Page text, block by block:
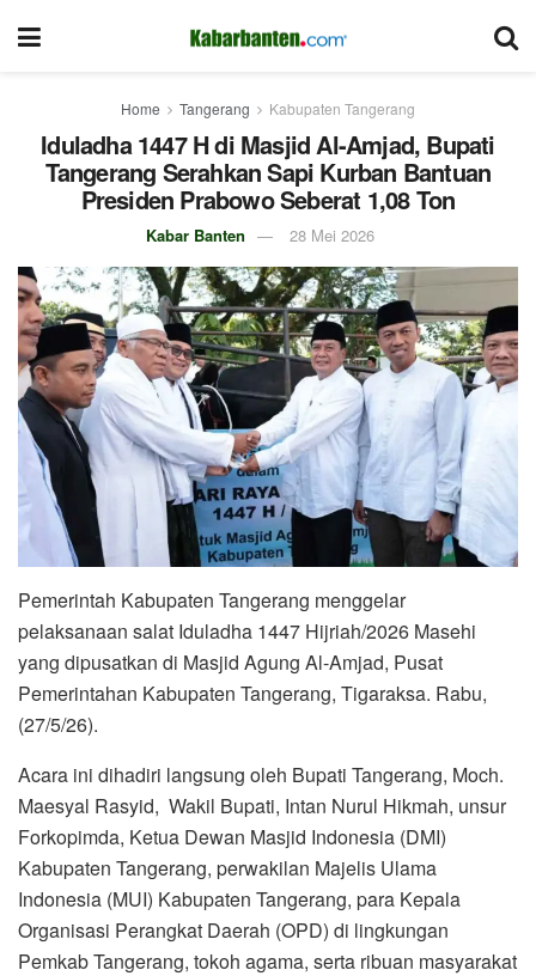
Home Tangerang Kabupaten Tangerang
Iduladha 1447 H di Masjid Al-Amjad, Bupati
Tangerang Serahkan Sapi Kurban Bantuan
Presiden Prabowo Seberat 1,08 Ton
Kabar Banten 28 Mei 2026
Pemerintah Kabupaten Tangerang menggelar
pelaksanaan salat Iduladha 1447 Hijriah/2026 Masehi
yang dipusatkan di Masjid Agung Al-Amjad, Pusat
Pemerintahan Kabupaten Tangerang, Tigaraksa. Rabu,
(27/5/26).
Acara ini dihadiri langsung oleh Bupati Tangerang, Moch.
Maesyal Rasyid, Wakil Bupati, Intan Nurul Hikmah, unsur
Forkopimda, Ketua Dewan Masjid Indonesia (DMI)
Kabupaten Tangerang, perwakilan Majelis Ulama
Indonesia (MUI) Kabupaten Tangerang, para Kepala
Organisasi Perangkat Daerah (OPD) di lingkungan
Pemkab Tangerang, tokoh agama, serta ribuan masyarakat